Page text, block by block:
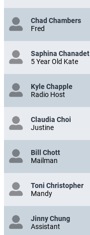
Chad Chambers
Fred
Saphina Chanadet
5 Year Old Kate
Kyle Chapple
Radio Host
Claudia Choi
Justine
Bill Chott
Mailman
Toni Christopher
Mandy
Jinny Chung
Assistant